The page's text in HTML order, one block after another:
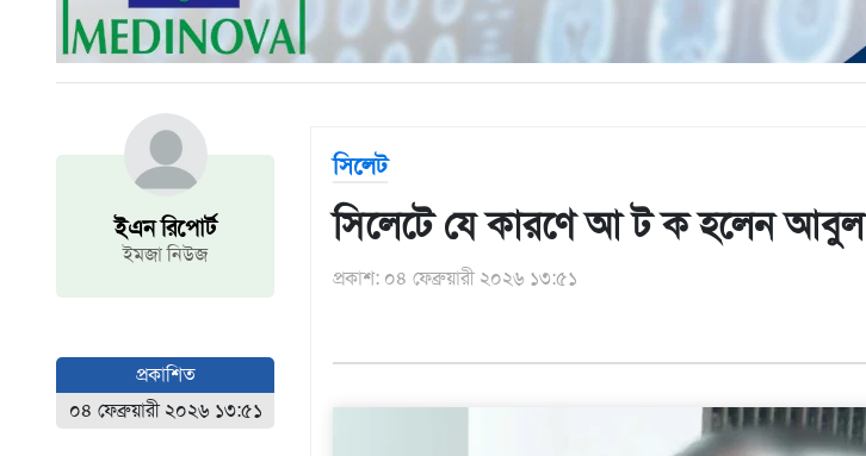
ফুটবল
অন্যান্য
ইউরোপ
আমেরিকা
এন্টারটিকা
ইএন রিপোর্ট
ইমজা নিউজ
প্রকাশিত
০৪ ফেব্রুয়ারী ২০২৬ ১৩:৫১
সিলেট
সিলেটে যে কারণে আ ট ক হলেন আবুল
প্রকাশ: ০৪ ফেব্রুয়ারী ২০২৬ ১৩:৫১